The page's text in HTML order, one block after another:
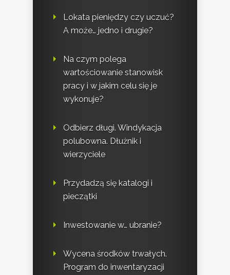
Lokata pieniędzy czy uczuć?
A może… jedno i drugie?
Na czym polega
wartościowanie stanowisk
pracy i w jakim celu się je
wykonuje?
Odbierz długi. Windykacja
polubowna. Dłużnik i
wierzyciele
Przydadzą się katalogi i
pieczątki
Inwestowanie w… ubranie?
Wycena środków trwałych.
Program do inwentaryzacji